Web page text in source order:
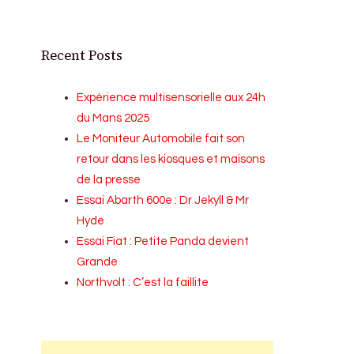
Recent Posts
Expérience multisensorielle aux 24h
du Mans 2025
Le Moniteur Automobile fait son
retour dans les kiosques et maisons
de la presse
Essai Abarth 600e : Dr Jekyll & Mr
Hyde
Essai Fiat : Petite Panda devient
Grande
Northvolt : C’est la faillite